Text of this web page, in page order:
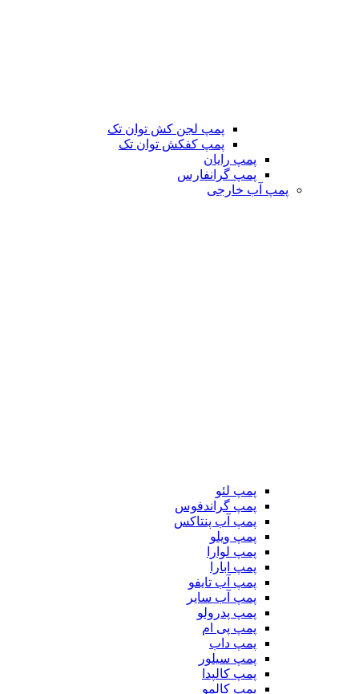
پمپ لجن کش توان تک
پمپ کفکش توان تک
پمپ رایان
پمپ گرانفارس
پمپ آب خارجی
پمپ لئو
پمپ گراندفوس
پمپ آب پنتاکس
پمپ ویلو
پمپ لوارا
پمپ ابارا
پمپ آب تایفو
پمپ آب سایر
پمپ پدرولو
پمپ پی ام
پمپ داب
پمپ سیلور
پمپ کالپدا
پمپ کالمو